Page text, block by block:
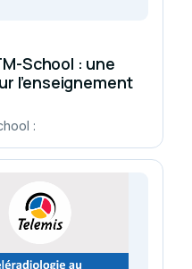
School : une
l’enseignement
: